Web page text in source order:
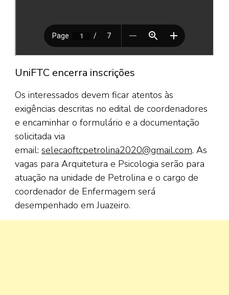
UniFTC encerra inscrições
Os interessados devem ficar atentos às
exigências descritas no edital de coordenadores
e encaminhar o formulário e a documentação
solicitada via
email: selecaoftcpetrolina2020@gmail.com. As
vagas para Arquitetura e Psicologia serão para
atuação na unidade de Petrolina e o cargo de
coordenador de Enfermagem será
desempenhado em Juazeiro.